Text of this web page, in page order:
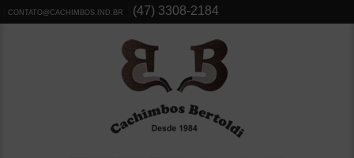
CONTATO@CACHIMBOS.IND.BR (47) 3308-2184